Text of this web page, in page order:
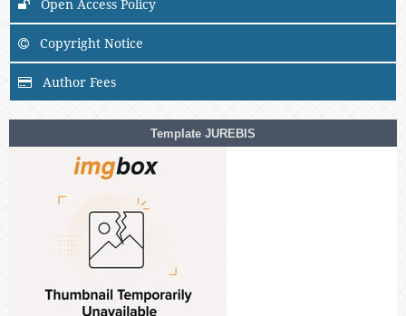
Open Access Policy
Copyright Notice
Author Fees
Template JUREBIS